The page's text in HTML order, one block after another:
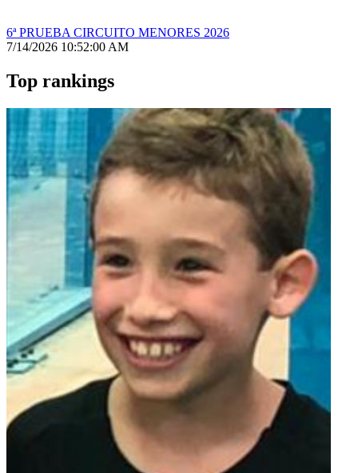
6ª PRUEBA CIRCUITO MENORES 2026
7/14/2026 10:52:00 AM
Top rankings